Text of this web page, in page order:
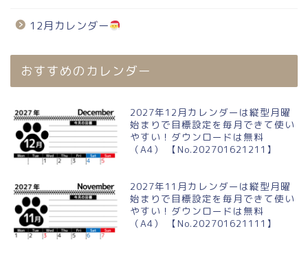
12月カレンダー
おすすめのカレンダー
2027年12月カレンダーは縦型月曜
始まりで目標設定を毎月できて使い
やすい！ダウンロードは無料
（A4） 【No.202701621211】
2027年11月カレンダーは縦型月曜
始まりで目標設定を毎月できて使い
やすい！ダウンロードは無料
（A4） 【No.202701621111】